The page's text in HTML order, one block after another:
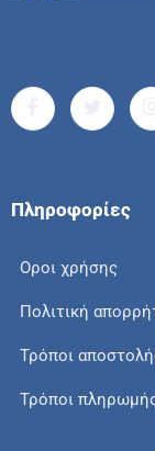
Πληροφορίες
Οροι χρήσης
Πολιτική
Τρόποι
Τρόποι